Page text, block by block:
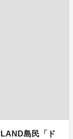
島民「ド